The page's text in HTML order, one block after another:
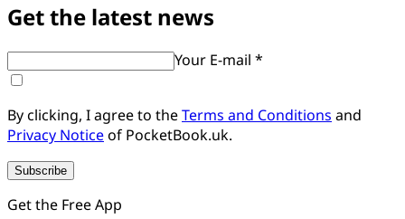
Get the latest news
Your E-mail *
By clicking, I agree to theTerms and Conditions and
Privacy Noticeof PocketBook.uk.
Subscribe
Get the Free App